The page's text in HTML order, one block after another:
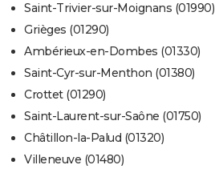
Saint-Trivier-sur-Moignans (01990)
Grièges (01290)
Ambérieux-en-Dombes (01330)
Saint-Cyr-sur-Menthon (01380)
Crottet (01290)
Saint-Laurent-sur-Saône (01750)
Châtillon-la-Palud (01320)
Villeneuve (01480)